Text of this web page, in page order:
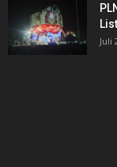
Juli